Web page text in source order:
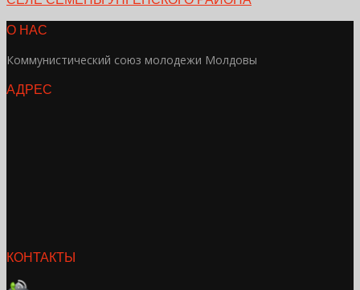
О НАС
Коммунистический союз молодежи Молдовы
АДРЕС
КОНТАКТЫ